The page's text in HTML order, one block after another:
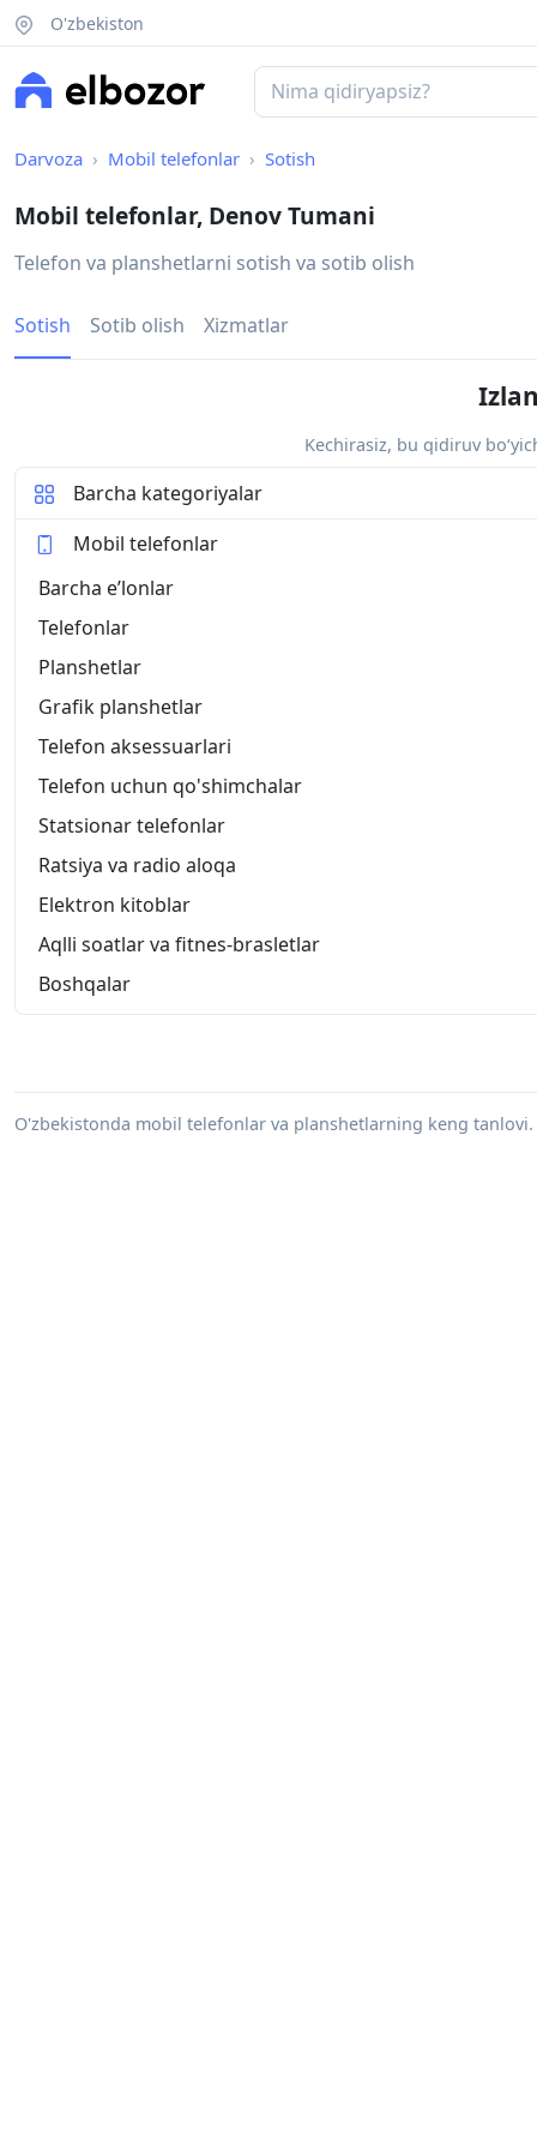
O'zbekiston
Darvoza Mobil telefonlar Sotish
Mobil telefonlar, Denov Tumani
Telefon va planshetlarni sotish va sotib olish
Sotish Sotib olish Xizmatlar
Kechirasiz, bu qidiruv
Barcha kategoriyalar
Mobil telefonlar
Barcha eʼlonlar
Telefonlar
Planshetlar
Grafik planshetlar
Telefon aksessuarlari
Telefon uchun qo'shimchalar
Statsionar telefonlar
Ratsiya va radio aloqa
Elektron kitoblar
Aqlli soatlar va fitnes-brasletlar
Boshqalar
O'zbekistonda mobil telefonlar va planshetlarning keng